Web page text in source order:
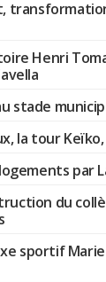
Henri
stade
la tour
par
du
sportif